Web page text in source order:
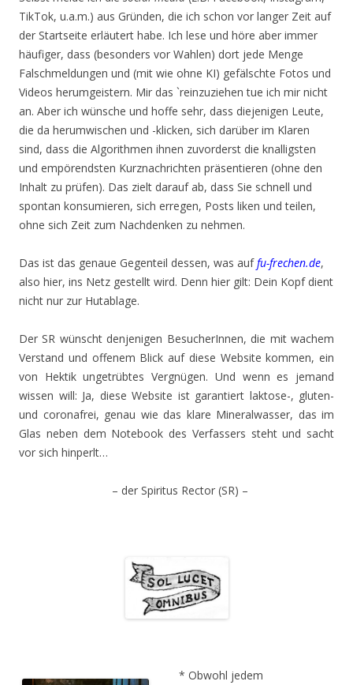
TikTok, u.a.m.) aus Gründen, die ich schon vor langer Zeit auf
der Startseite erläutert habe. Ich lese und höre aber immer
häufiger, dass (besonders vor Wahlen) dort jede Menge
Falschmeldungen und (mit wie ohne KI) gefälschte Fotos und
Videos herumgeistern. Mir das `reinzuziehen tue ich mir nicht
an. Aber ich wünsche und hoffe sehr, dass diejenigen Leute,
die da herumwischen und -klicken, sich darüber im Klaren
sind, dass die Algorithmen ihnen zuvorderst die knalligsten
und empörendsten Kurznachrichten präsentieren (ohne den
Inhalt zu prüfen). Das zielt darauf ab, dass Sie schnell und
spontan konsumieren, sich erregen, Posts liken und teilen,
ohne sich Zeit zum Nachdenken zu nehmen.
Das ist das genaue Gegenteil dessen, was auffu-frechen.de,
also hier, ins Netz gestellt wird. Denn hier gilt: Dein Kopf dient
nicht nur zur Hutablage.
Der SR wünscht denjenigen BesucherInnen, die mit wachem
Verstand und offenem Blick auf diese Website kommen, ein
von Hektik ungetrübtes Vergnügen. Und wenn es jemand
wissen will: Ja, diese Website ist garantiert laktose-, gluten-
und coronafrei, genau wie das klare Mineralwasser, das im
Glas neben dem Notebook des Verfassers steht und sacht
vor sich hinperlt…
– der Spiritus Rector (SR) –
* Obwohl jedem